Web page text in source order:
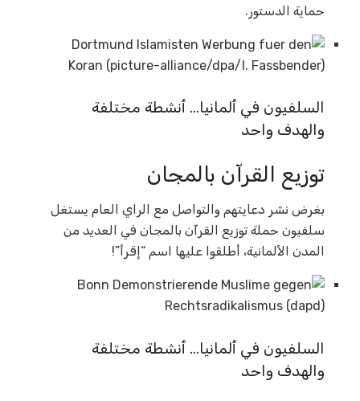
حماية الدستور.
السلفيون في ألمانيا… أنشطة مختلفة
والهدف واحد
توزيع القرآن بالمجان
بغرض نشر دعايتهم والتواصل مع الراي العام يستغل
سلفيون حملة توزيع القرآن بالمجان في العديد من
المدن الألمانية، أطلقوا عليها اسم “إقرأ”!
السلفيون في ألمانيا… أنشطة مختلفة
والهدف واحد